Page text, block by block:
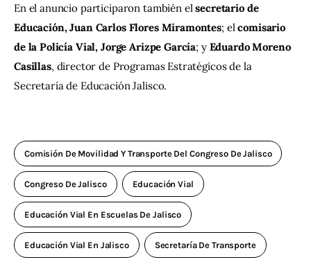
En el anuncio participaron también el secretario de
Educación, Juan Carlos Flores Miramontes; el comisario
de la Policía Vial, Jorge Arizpe García; y Eduardo Moreno
Casillas, director de Programas Estratégicos de la
Secretaría de Educación Jalisco.
Comisión De Movilidad Y Transporte Del Congreso De Jalisco
Congreso De Jalisco Educación Vial
Educación Vial En Escuelas De Jalisco
Educación Vial En Jalisco Secretaría De Transporte